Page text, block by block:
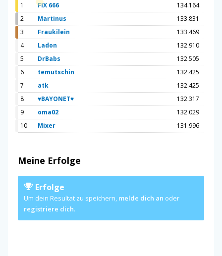
1 FIX 666
134.164
2
Martinus
133.831
3
Fraukilein
133.469
4
Ladon
132.910
5
DrBabs
132.505
6
temutschin
132.425
7
atk
132.425
8
♥BAYONET♥
132.317
9
oma02
132.029
10
Mixer 131.996
Meine Erfolge
Erfolge
Um dein Resultat zu speichern, melde dich an oder
registriere dich.